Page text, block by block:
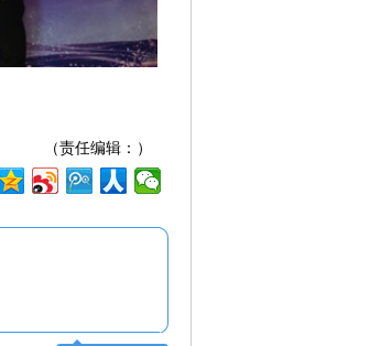
（责任编辑：）